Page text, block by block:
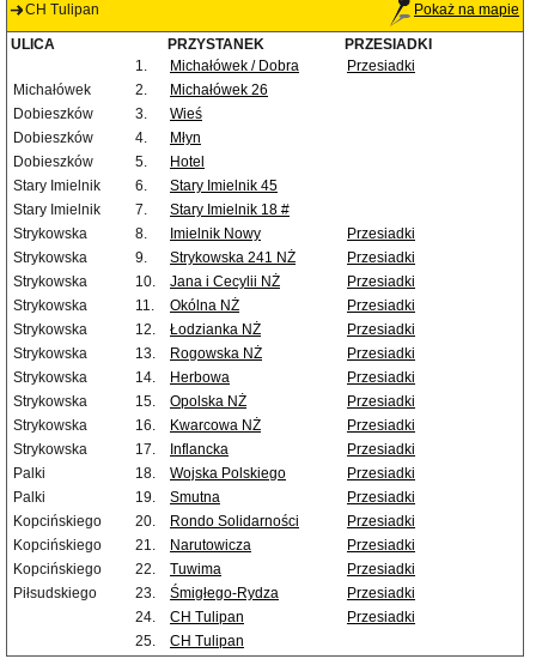
CH Tulipan Pokaż na mapie
ULICA PRZYSTANEK
PRZESIADKI
1.
Michałówek / Dobra
Przesiadki
Michałówek
2.
Michałówek 26
Dobieszków
3.
Wieś
Dobieszków
4.
Młyn
Dobieszków
5.
Hotel
Stary Imielnik
6.
Stary Imielnik 45
Stary Imielnik
7.
Stary Imielnik 18 #
Strykowska
8. Imielnik Nowy
Przesiadki
Strykowska
9. Strykowska 241 NŻ
Przesiadki
Strykowska
10. Jana i Cecylii NŻ
Przesiadki
Strykowska
11. Okólna NŻ
Przesiadki
Strykowska
12. Łodzianka NŻ
Przesiadki
Strykowska
13. Rogowska NŻ
Przesiadki
Strykowska
14. Herbowa
Przesiadki
Strykowska
15. Opolska NŻ
Przesiadki
Strykowska
16. Kwarcowa NŻ
Przesiadki
Strykowska
17. Inflancka
Przesiadki
Palki
18. Wojska Polskiego
Przesiadki
Palki
19. Smutna
Przesiadki
Kopcińskiego
20. Rondo Solidarności
Przesiadki
Kopcińskiego
21. Narutowicza
Przesiadki
Kopcińskiego
22. Tuwima
Przesiadki
Piłsudskiego
23. Śmigłego-Rydza
Przesiadki
24.
CH Tulipan
Przesiadki
25.
CH Tulipan